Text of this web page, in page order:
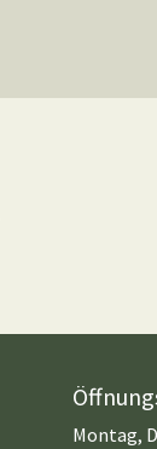
Montag,